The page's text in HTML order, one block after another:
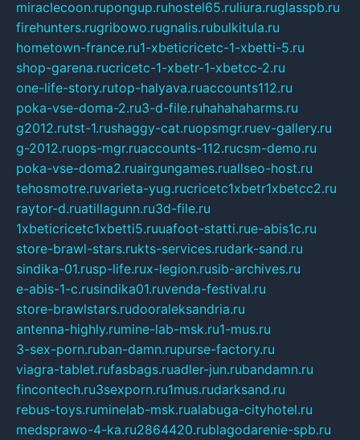
miraclecoon.rupongup.ruhostel65.ruliura.ruglasspb.ru
firehunters.rugribowo.rugnalis.rubulkitula.ru
hometown-france.ru1-xbeticricetc-1-xbetti-5.ru
shop-garena.rucricetc-1-xbetr-1-xbetcc-2.ru
one-life-story.rutop-halyava.ruaccounts112.ru
poka-vse-doma-2.ru3-d-file.ruhahahaharms.ru
g2012.rutst-1.rushaggy-cat.ruopsmgr.ruev-gallery.ru
g-2012.ruops-mgr.ruaccounts-112.rucsm-demo.ru
poka-vse-doma2.ruairgungames.ruallseo-host.ru
tehosmotre.ruvarieta-yug.rucricetc1xbetr1xbetcc2.ru
raytor-d.ruatillagunn.ru3d-file.ru
1xbeticricetc1xbetti5.ruuafoot-statti.rue-abis1c.ru
store-brawl-stars.rukts-services.rudark-sand.ru
sindika-01.rusp-life.rux-legion.rusib-archives.ru
e-abis-1-c.rusindika01.ruvenda-festival.ru
store-brawlstars.rudooraleksandria.ru
antenna-highly.rumine-lab-msk.ru1-mus.ru
3-sex-porn.ruban-damn.rupurse-factory.ru
viagra-tablet.rufasbags.ruadler-jun.rubandamn.ru
fincontech.ru3sexporn.ru1mus.rudarksand.ru
rebus-toys.ruminelab-msk.rualabuga-cityhotel.ru
medsprawo-4-ka.ru2864420.rublagodarenie-spb.ru